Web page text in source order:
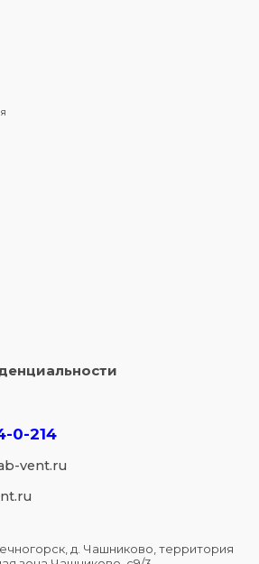
0-214
vent.ru
д. Чашниково, территория